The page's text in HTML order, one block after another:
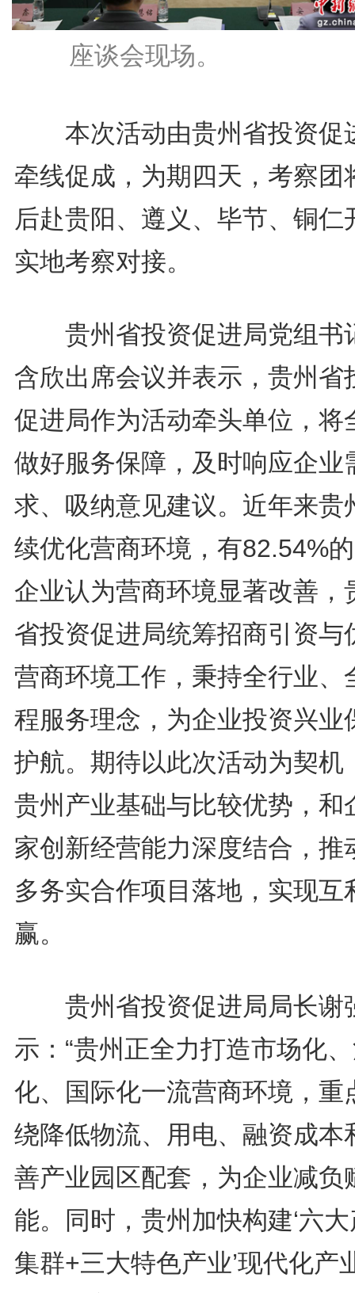
座谈会现场。
本次活动由贵州省投资促
牵线促成，为期四天，考察团
后赴贵阳、遵义、毕节、铜仁
实地考察对接。
贵州省投资促进局党组书
含欣出席会议并表示，贵州省
促进局作为活动牵头单位，将
做好服务保障，及时响应企业
求、吸纳意见建议。近年来贵
续优化营商环境，有82.54%
企业认为营商环境显著改善，
省投资促进局统筹招商引资与
营商环境工作，秉持全行业、
程服务理念，为企业投资兴业
护航。期待以此次活动为契机
贵州产业基础与比较优势，和
家创新经营能力深度结合，推
多务实合作项目落地，实现互
赢。
贵州省投资促进局局长谢
示：“贵州正全力打造市场化
化、国际化一流营商环境，重
绕降低物流、用电、融资成本
善产业园区配套，为企业减负
能。同时，贵州加快构建‘六
集群+三大特色产业’现代化产